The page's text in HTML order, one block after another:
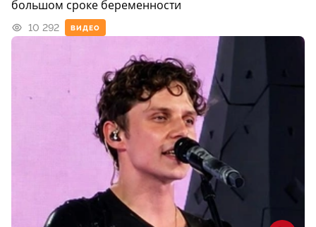
ВИДЕО
большом сроке беременности
10 292